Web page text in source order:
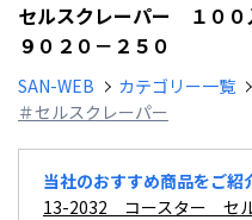
セルスクレーパー １００
９０２０－２５０
SAN-WEB カテゴリー一覧
＃セルスクレーパー
当社のおすすめ商品をご紹
13-2032 コースター セ